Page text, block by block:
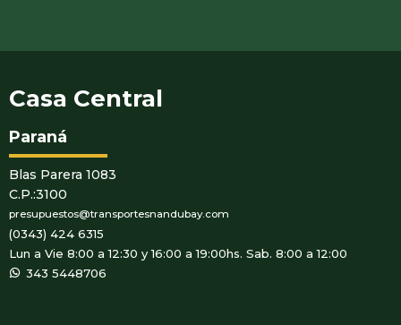
Casa Central
Paraná
Blas Parera 1083
C.P.:3100
presupuestos@transportesnandubay.com
(0343) 424 6315
Lun a Vie 8:00 a 12:30 y 16:00 a 19:00hs. Sab. 8:00 a 12:00
WhatsApp
343 5448706